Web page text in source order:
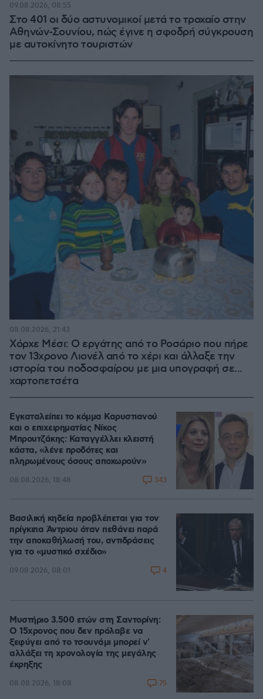
Στο 401 οι δύο αστυνομικοί μετά το τροχαίο στην
Αθηνών-Σουνίου, πώς έγινε η σφοδρή σύγκρουση
με αυτοκίνητο τουριστών
09.08.2026, 08:55
Χόρχε Μέσι: Ο εργάτης από το Ροσάριο που πήρε
τον 13χρονο Λιονέλ από το χέρι και άλλαξε την
ιστορία του ποδοσφαίρου με μια υπογραφή σε...
χαρτοπετσέτα
08.08.2026, 21:43
Εγκαταλείπει το κόμμα Καρυστιανού
και ο επιχειρηματίας Νίκος
Μπρουτζάκης: Καταγγέλλει κλειστή
κάστα, «λένε προδότες και
πληρωμένους όσους αποχωρούν»
08.08.2026, 18:48 343
Βασιλική κηδεία προβλέπεται για τον
πρίγκιπα Άντριου όταν πεθάνει παρά
την αποκαθήλωσή του, αντιδράσεις
για το «μυστικό σχέδιο»
09.08.2026, 08:01 4
Μυστήριο 3.500 ετών στη Σαντορίνη:
Ο 15χρονος που δεν πρόλαβε να
ξεφύγει από το τσουνάμι μπορεί ν'
αλλάξει τη χρονολογία της μεγάλης
έκρηξης
08.08.2026, 18:08 75